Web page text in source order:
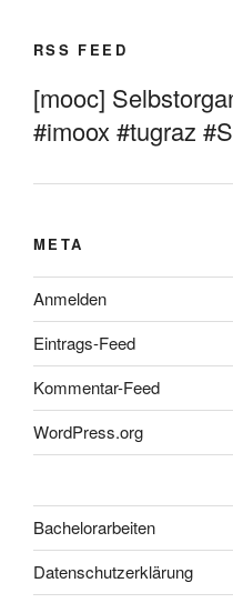
RSS FEED
[mooc]
#imoox #tugraz
META
Anmelden
Eintrags-Feed
Kommentar-Feed
WordPress.org
Bachelorarbeiten
Datenschutzerklärung